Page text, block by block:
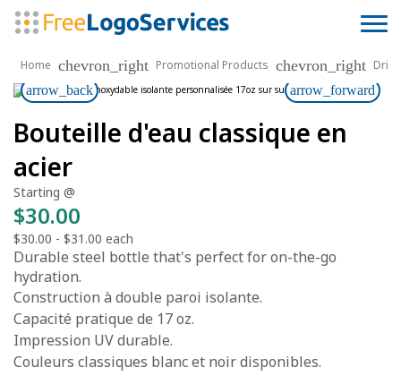
Home chevron_right Promotional Products chevron_right
arrow_back
arrow_forward
Bouteille d'eau classique en
acier
Starting @
$30.00
$30.00 - $31.00 each
Durable steel bottle that's perfect for on-the-go
hydration.
Construction à double paroi isolante.
Capacité pratique de 17 oz.
Impression UV durable.
Couleurs classiques blanc et noir disponibles.